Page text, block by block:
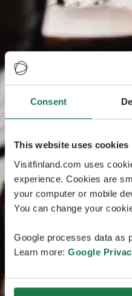
Consent
This website uses cookies
Visitfinland.com uses
experience. Cookies are
your computer or mobile
You can change your
Google processes data as
Learn more: Google